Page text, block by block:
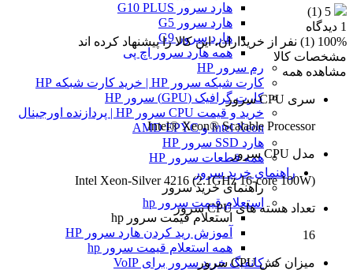
هارد سرور G10 PLUS
هارد سرور G5
هارد سرور G9
همه هارد سرور اچ پی
رم سرور HP
کارت شبکه سرور HP | خرید کارت شبکه HP
کارت گرافیک (GPU) سرور HP
خرید و قیمت CPU سرور HP | پردازنده اورجینال
Intel Xeon و AMD EPYC
هارد SSD سرور HP
همه قطعات سرور HP
راهنمای خرید سرور
راهنمای خرید سرور
استعلام قیمت سرور hp
استعلام قیمت سرور hp
آموزش ريد كردن هارد سرور HP
همه استعلام قیمت سرور hp
کانفیگ خرید سرور برای VoIP
5
(1)
1 دیدگاه
100% (1) نفر از خریداران، این کالا را پیشنهاد کرده اند
مشخصات کالا
مشاهده همه
سری CPU سرور
Intel® Xeon® Scalable Processor
مدل CPU سرور
Intel Xeon-Silver 4216 (2.1GHz 16-core 100W)
تعداد هسته های CPU سرور
16
میزان کش CPU سرور